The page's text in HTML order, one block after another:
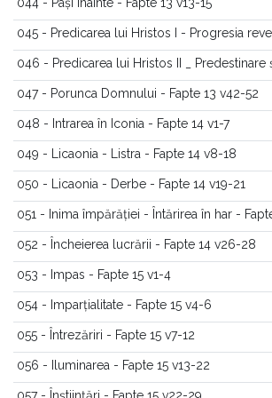
045 - Predicarea lui Hristos I - Progresia
046 - Predicarea lui Hristos II _ Predestinare
047 - Porunca Domnului - Fapte 13 v42-52
048 - Intrarea în Iconia - Fapte 14 v1-7
049 - Licaonia - Listra - Fapte 14 v8-18
050 - Licaonia - Derbe - Fapte 14 v19-21
051 - Inima împărăției - Întărirea în har -
052 - Încheierea lucrării - Fapte 14 v26-28
053 - Impas - Fapte 15 v1-4
054 - Imparțialitate - Fapte 15 v4-6
055 - Întrezăriri - Fapte 15 v7-12
056 - Iluminarea - Fapte 15 v13-22